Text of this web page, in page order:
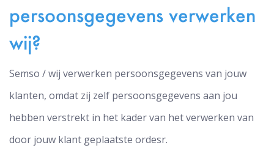
persoonsgegevens verwerken
wij?
Semso / wij verwerken persoonsgegevens van jouw
klanten, omdat zij zelf persoonsgegevens aan jou
hebben verstrekt in het kader van het verwerken van
door jouw klant geplaatste ordesr.